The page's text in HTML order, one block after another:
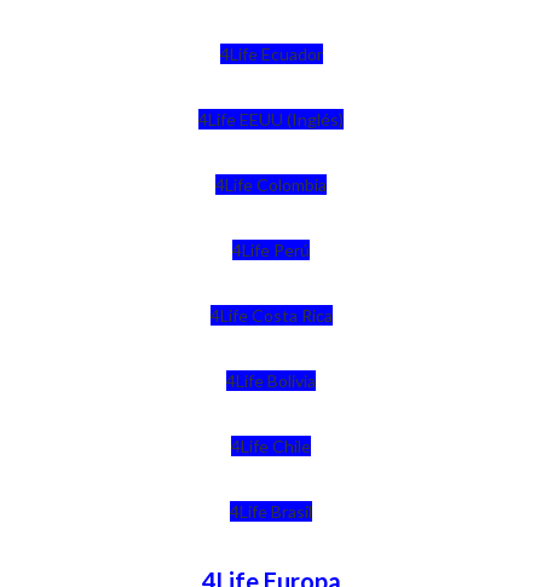
4Life Ecuador
4Life EEUU (Inglés)
4Life Colombia
4Life Perú
4Life Costa Rica
4Life Bolivia
4Life Chile
4Life Brasil
4Life Europa